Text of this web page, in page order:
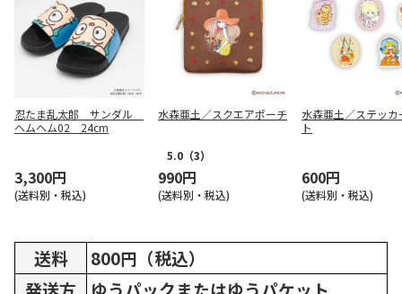
忍たま乱太郎 サンダル
ヘムヘム02 24cm
3,300円
(送料別・税込)
水森亜土／スクエアポーチ
5.0 （3）
990円
(送料別・税込)
水森亜土／ステッカ
ト
600円
(送料別・税込)
送料
800円（税込）
発送方
ゆうパックまたはゆうパケット